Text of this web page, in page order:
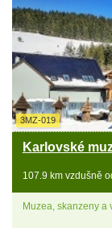
3MZ-019
Karlovské
107.9 km vzdušně
Muzea, skanzeny a